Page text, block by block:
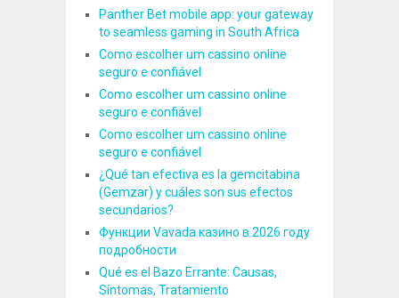
Panther Bet mobile app: your gateway
to seamless gaming in South Africa
Como escolher um cassino online
seguro e confiável
Como escolher um cassino online
seguro e confiável
Como escolher um cassino online
seguro e confiável
¿Qué tan efectiva es la gemcitabina
(Gemzar) y cuáles son sus efectos
secundarios?
Функции Vavada казино в 2026 году
подробности
Qué es el Bazo Errante: Causas,
Síntomas, Tratamiento